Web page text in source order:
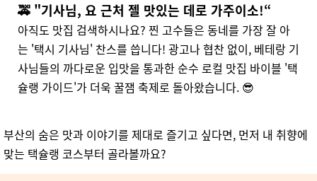
🚕 "기사님, 요 근처 젤 맛있는 데로 가주이소!“
아직도 맛집 검색하시나요? 찐 고수들은 동네를 가장 잘 아
는 '택시 기사님' 찬스를 씁니다! 광고나 협찬 없이, 베테랑 기
사님들의 까다로운 입맛을 통과한 순수 로컬 맛집 바이블 '택
슐랭 가이드'가 더욱 꿀잼 축제로 돌아왔습니다. 😎
부산의 숨은 맛과 이야기를 제대로 즐기고 싶다면, 먼저 내 취향에
맞는 택슐랭 코스부터 골라볼까요?